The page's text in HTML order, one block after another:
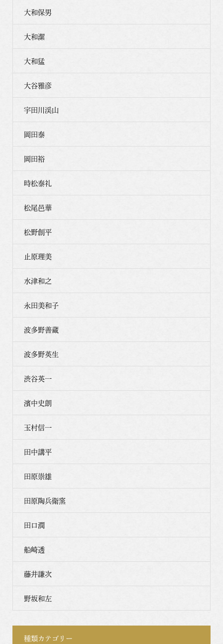
大和保男
大和潔
大和猛
大谷雅彦
宇田川渓山
岡田泰
岡田裕
時松泰礼
松尾邑華
松野創平
止原理美
水津和之
永田美和子
波多野善蔵
波多野英生
渋谷英一
濱中史朗
玉村信一
田中講平
田原崇雄
田原陶兵衛窯
田口潤
船崎透
藤井謙次
野坂和左
種類カテゴリー